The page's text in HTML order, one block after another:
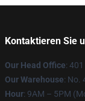
Kontaktieren Sie
Our Head Office:
Our Warehouse: No.
Hour: 9AM – 5PM